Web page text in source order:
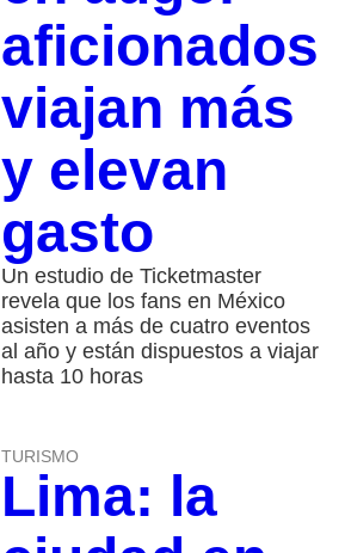
aficionados
viajan más
y elevan
gasto
Un estudio de Ticketmaster
revela que los fans en México
asisten a más de cuatro eventos
al año y están dispuestos a viajar
hasta 10 horas
TURISMO
Lima: la